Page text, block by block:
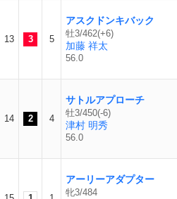
13 3 5
アスクドンキバック
牡3/462(+6)
加藤 祥太
56.0
14 2 4
サトルアプローチ
牡3/450(-6)
津村 明秀
56.0
アーリーアダプター
牝3/484